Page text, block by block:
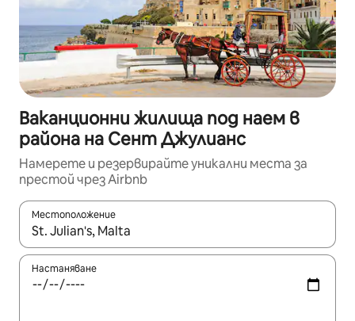
Ваканционни жилища под наем в
района на Сент Джулианс
Намерете и резервирайте уникални места за
престой чрез Airbnb
Местоположение
Когато резултатите се покажат, използвайте
Настаняване